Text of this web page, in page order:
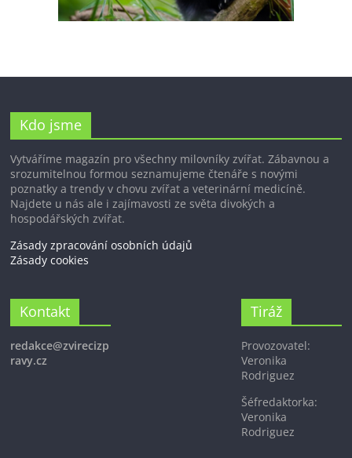
Kdo jsme
Vytváříme magazín pro všechny milovníky zvířat. Zábavnou a
srozumitelnou formou seznamujeme čtenáře s novými
poznatky a trendy v chovu zvířat a veterinární medicíně.
Najdete u nás ale i zajímavosti ze světa divokých a
hospodářských zvířat.
Zásady zpracování osobních údajů
Zásady cookies
Kontakt
redakce@zvirecizp
ravy.cz
Tiráž
Provozovatel:
Veronika
Rodriguez
Šéfredaktorka:
Veronika
Rodriguez